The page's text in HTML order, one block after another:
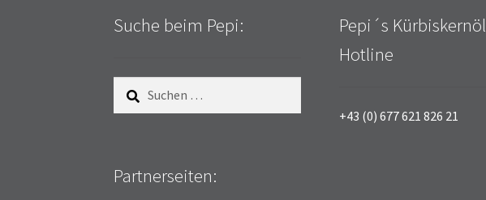
Suche beim Pepi:
Suchen
nach:
Partnerseiten:
Pepi´s Kürbiskernöl
Hotline
+43 (0) 677 621 826 21